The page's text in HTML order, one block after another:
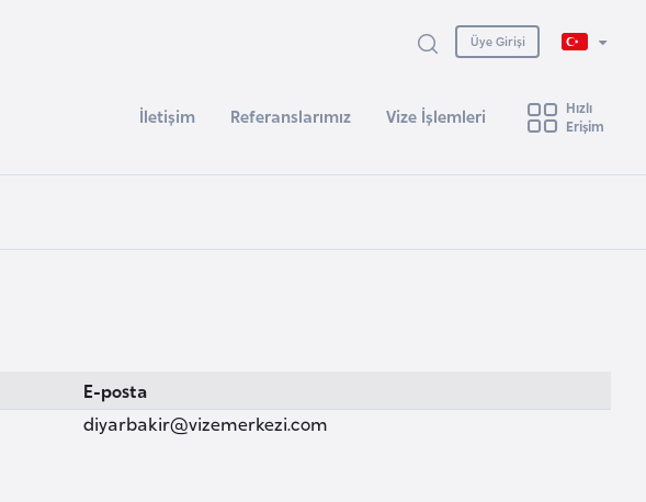
Üye Girişi
İletişim Referanslarımız Vize İşlemleri
Hızlı
Erişim
E-posta
diyarbakir@vizemerkezi.com